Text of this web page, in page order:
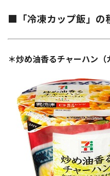
■「冷凍カップ飯」の
＊炒め油香るチャーハン